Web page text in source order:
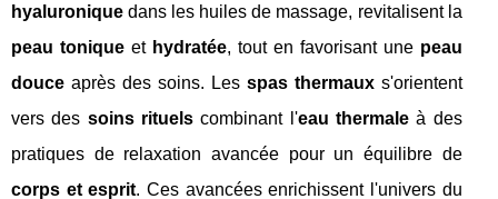
hyaluronique dans les huiles de massage, revitalisent la
peau toniqueet hydratée, tout en favorisant une peau
douce après des soins. Les spas thermauxs'orientent
vers des soins rituelscombinant l'eau thermaleà des
pratiques de relaxation avancée pour un équilibre de
corps et esprit. Ces avancées enrichissent l'univers du